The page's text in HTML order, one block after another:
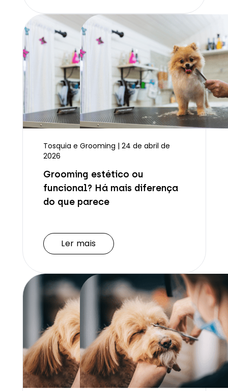
Tosquia e Grooming | 24 de abril de
2026
Grooming estético ou
funcional? Há mais diferença
do que parece
Ler mais